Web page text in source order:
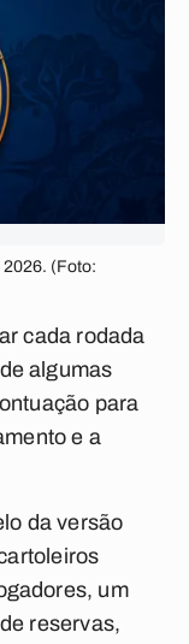
2026. (Foto:
cada rodada
algumas
para
e a
da versão
um
reservas,